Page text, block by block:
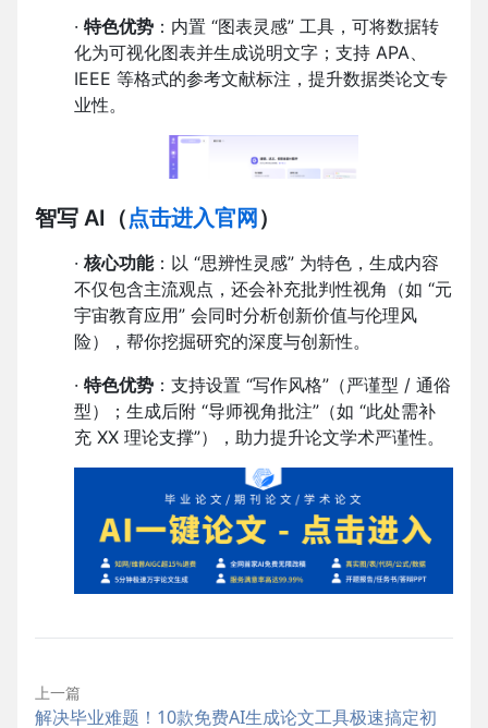
· 特色优势 ：内置 “图表灵感” 工具，可将数据转
化为可视化图表并生成说明文字；支持 APA、
IEEE 等格式的参考文献标注，提升数据类论文专
业性。
智写 AI （点击进入官网 ）
· 核心功能：以 “思辨性灵感” 为特色，生成内容
不仅包含主流观点，还会补充批判性视角（如 “元
宇宙教育应用” 会同时分析创新价值与伦理风
险），帮你挖掘研究的深度与创新性。
· 特色优势 ：支持设置 “写作风格”（严谨型 / 通俗
型）；生成后附 “导师视角批注”（如 “此处需补
充 XX 理论支撑”），助力提升论文学术严谨性。
上一篇
解决毕业难题！10款免费AI生成论文工具极速搞定初